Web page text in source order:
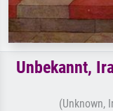
Unbekannt,
(Unknown,